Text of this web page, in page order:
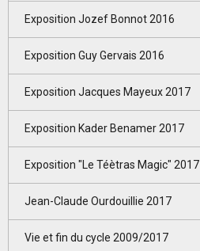
Exposition Jozef Bonnot 2016
Exposition Guy Gervais 2016
Exposition Jacques Mayeux 2017
Exposition Kader Benamer 2017
Exposition "Le Téètras Magic" 2017
Jean-Claude Ourdouillie 2017
Vie et fin du cycle 2009/2017